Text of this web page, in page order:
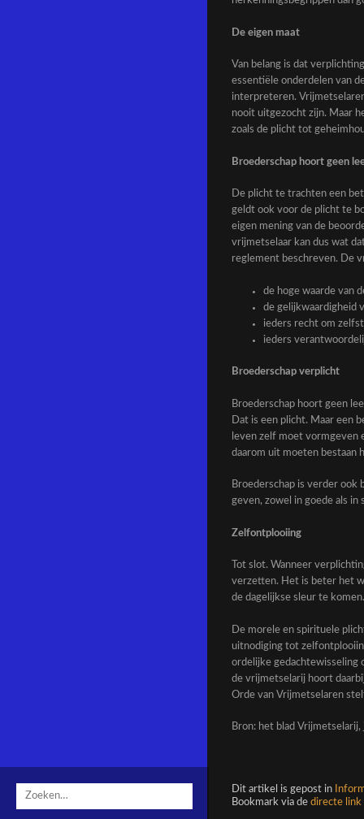
zoeken
zoeken
De eigen maat
Van belang is dat
essentiële onderdelen van
interpreteren.
nooit uitgezocht zijn. Maar
zoals de plicht tot
Broederschap hoort geen
De plicht te trachten een
geldt ook voor de plicht te
eigen mening van de
vrijmetselaar kan dus wat
reglement beschreven. De
de hoge waarde van
de gelijkwaardigheid
ieders recht om
ieders
Broederschap verplicht
Broederschap hoort geen
Dat is een plicht. Maar een
leven zelf moet vormgeven
daarom uit moeten bestaan
Broederschap is verder ook
geven, zowel in goede als in
Zelfontplooiing
Tot slot. Wanneer
verzetten. Het is beter het
de dagelijkse sleur te
De morele en spirituele
uitnodiging tot
ordelijke gedachtewisseling
de vrijmetselarij hoort
Orde van Vrijmetselaren
Bron: het blad
Dit artikel is gepost in
Bookmark via de directe link